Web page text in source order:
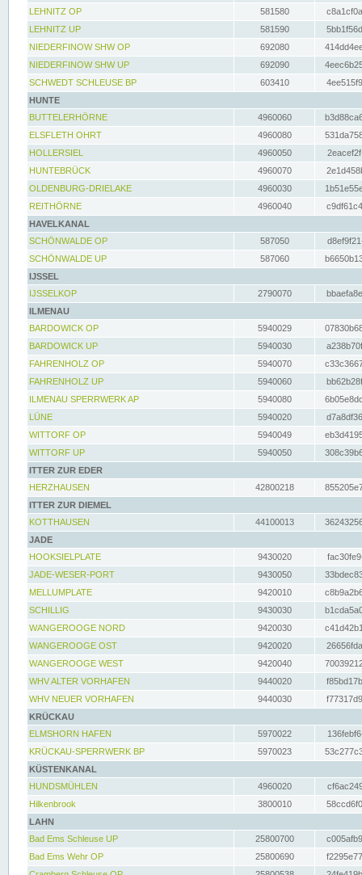
LEHNITZ OP
581580
LEHNITZ UP
581590
NIEDERFINOW SHW OP
692080
NIEDERFINOW SHW UP
692090
SCHWEDT SCHLEUSE BP
603410
HUNTE
BUTTELERHÖRNE
4960060
ELSFLETH OHRT
4960080
HOLLERSIEL
4960050
HUNTEBRÜCK
4960070
OLDENBURG-DRIELAKE
4960030
REITHÖRNE
4960040
HAVELKANAL
SCHÖNWALDE OP
587050
SCHÖNWALDE UP
587060
IJSSEL
IJSSELKOP
2790070
ILMENAU
BARDOWICK OP
5940029
BARDOWICK UP
5940030
FAHRENHOLZ OP
5940070
FAHRENHOLZ UP
5940060
ILMENAU SPERRWERK AP
5940080
LÜNE
5940020
WITTORF OP
5940049
WITTORF UP
5940050
ITTER ZUR EDER
HERZHAUSEN
42800218
ITTER ZUR DIEMEL
KOTTHAUSEN
44100013
JADE
HOOKSIELPLATE
9430020
JADE-WESER-PORT
9430050
MELLUMPLATE
9420010
SCHILLIG
9430030
WANGEROOGE NORD
9420030
WANGEROOGE OST
9420020
WANGEROOGE WEST
9420040
WHV ALTER VORHAFEN
9440020
WHV NEUER VORHAFEN
9440030
KRÜCKAU
ELMSHORN HAFEN
5970022
KRÜCKAU-SPERRWERK BP
5970023
KÜSTENKANAL
HUNDSMÜHLEN
4960020
Hilkenbrook
3800010
LAHN
Bad Ems Schleuse UP
25800700
Bad Ems Wehr OP
25800690